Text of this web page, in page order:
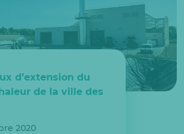
d’extension du
de la ville des
2020